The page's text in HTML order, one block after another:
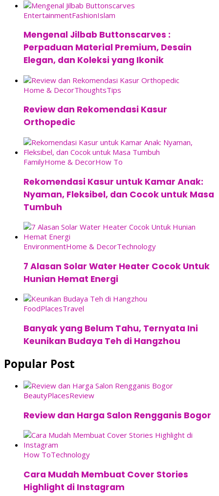
EntertainmentFashionIslam
Mengenal Jilbab Buttonscarves :
Perpaduan Material Premium, Desain
Elegan, dan Koleksi yang Ikonik
Home & DecorThoughtsTips
Review dan Rekomendasi Kasur
Orthopedic
FamilyHome & DecorHow To
Rekomendasi Kasur untuk Kamar Anak:
Nyaman, Fleksibel, dan Cocok untuk Masa
Tumbuh
EnvironmentHome & DecorTechnology
7 Alasan Solar Water Heater Cocok Untuk
Hunian Hemat Energi
FoodPlacesTravel
Banyak yang Belum Tahu, Ternyata Ini
Keunikan Budaya Teh di Hangzhou
Popular Post
BeautyPlacesReview
Review dan Harga Salon Rengganis Bogor
How ToTechnology
Cara Mudah Membuat Cover Stories
Highlight di Instagram